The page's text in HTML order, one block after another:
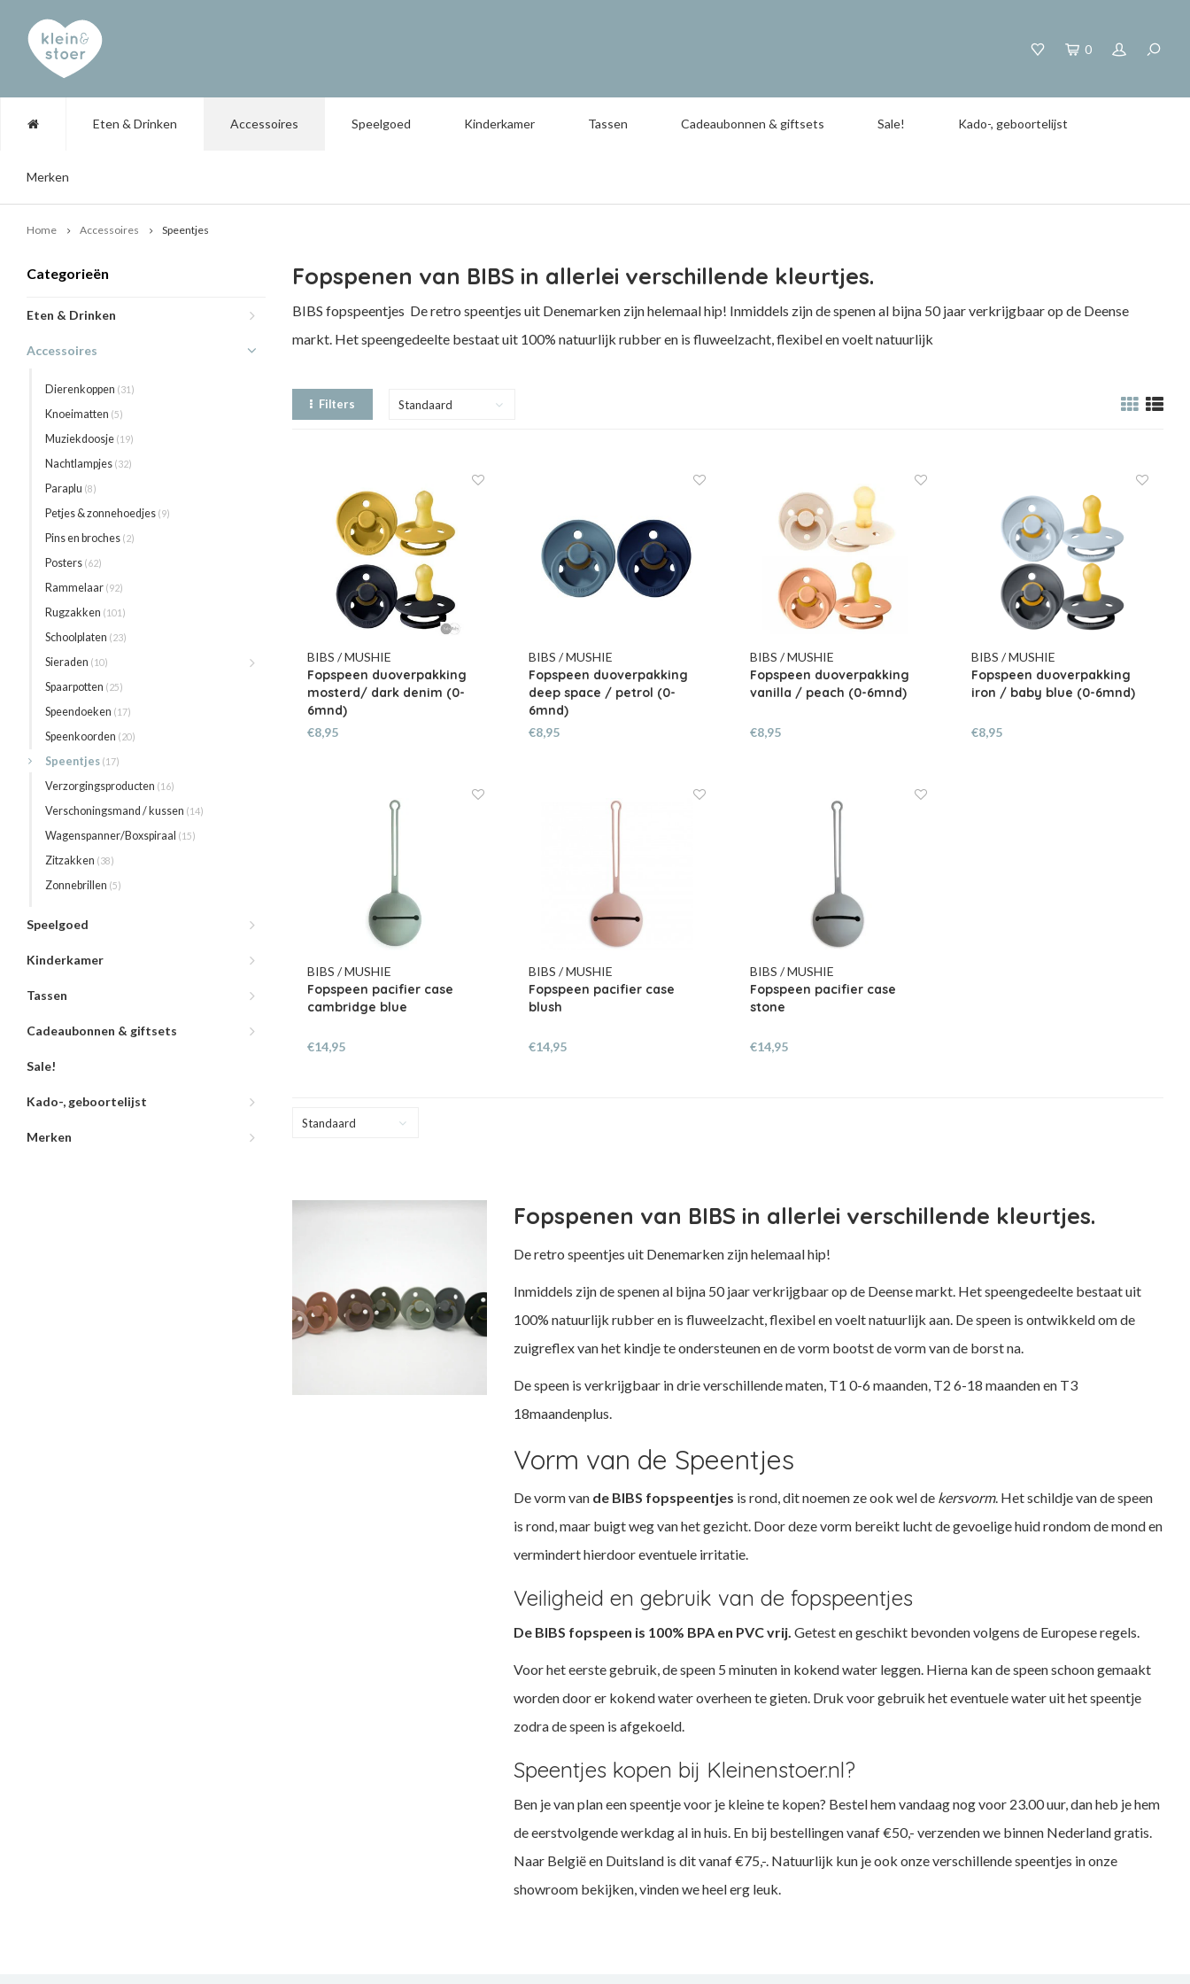
0
Eten & Drinken Accessoires Speelgoed Kinderkamer Tassen Cadeaubonnen & giftsets Sale! Kado-, geboortelijst
Merken
Home Accessoires Speentjes
Categorieën
Eten & Drinken
Accessoires
Dierenkoppen (31)
Knoeimatten (5)
Muziekdoosje (19)
Nachtlampjes (32)
Paraplu (8)
Petjes & zonnehoedjes (9)
Pins en broches (2)
Posters (62)
Rammelaar (92)
Rugzakken (101)
Schoolplaten (23)
Sieraden (10)
Spaarpotten (25)
Speendoeken (17)
Speenkoorden (20)
Speentjes (17)
Verzorgingsproducten (16)
Verschoningsmand / kussen (14)
Wagenspanner/Boxspiraal (15)
Zitzakken (38)
Zonnebrillen (5)
Speelgoed
Kinderkamer
Tassen
Cadeaubonnen & giftsets
Sale!
Kado-, geboortelijst
Merken
Fopspenen van BIBS in allerlei verschillende kleurtjes.
BIBS fopspeentjes De retro speentjes uit Denemarken zijn helemaal hip! Inmiddels zijn de spenen al bijna 50 jaar verkrijgbaar op de Deense
markt. Het speengedeelte bestaat uit 100% natuurlijk rubber en is fluweelzacht, flexibel en voelt natuurlijk
Filters Standaard
BIBS / MUSHIE
Fopspeen duoverpakking
mosterd/ dark denim (0-
6mnd)
€8,95
BIBS / MUSHIE
Fopspeen duoverpakking
deep space / petrol (0-
6mnd)
€8,95
BIBS / MUSHIE
Fopspeen duoverpakking
vanilla / peach (0-6mnd)
€8,95
BIBS / MUSHIE
Fopspeen duoverpakking
iron / baby blue (0-6mnd)
€8,95
BIBS / MUSHIE
Fopspeen pacifier case
cambridge blue
€14,95
BIBS / MUSHIE
Fopspeen pacifier case
blush
€14,95
BIBS / MUSHIE
Fopspeen pacifier case
stone
€14,95
Standaard
Fopspenen van BIBS in allerlei verschillende kleurtjes.
De retro speentjes uit Denemarken zijn helemaal hip!
Inmiddels zijn de spenen al bijna 50 jaar verkrijgbaar op de Deense markt. Het speengedeelte bestaat uit
100% natuurlijk rubber en is fluweelzacht, flexibel en voelt natuurlijk aan. De speen is ontwikkeld om de
zuigreflex van het kindje te ondersteunen en de vorm bootst de vorm van de borst na.
De speen is verkrijgbaar in drie verschillende maten, T1 0-6 maanden, T2 6-18 maanden en T3
18maandenplus.
Vorm van de Speentjes
De vorm van de BIBS fopspeentjes is rond, dit noemen ze ook wel de kersvorm. Het schildje van de speen
is rond, maar buigt weg van het gezicht. Door deze vorm bereikt lucht de gevoelige huid rondom de mond en
vermindert hierdoor eventuele irritatie.
Veiligheid en gebruik van de fopspeentjes
De BIBS fopspeen is 100% BPA en PVC vrij. Getest en geschikt bevonden volgens de Europese regels.
Voor het eerste gebruik, de speen 5 minuten in kokend water leggen. Hierna kan de speen schoon gemaakt
worden door er kokend water overheen te gieten. Druk voor gebruik het eventuele water uit het speentje
zodra de speen is afgekoeld.
Speentjes kopen bij Kleinenstoer.nl?
Ben je van plan een speentje voor je kleine te kopen? Bestel hem vandaag nog voor 23.00 uur, dan heb je hem
de eerstvolgende werkdag al in huis. En bij bestellingen vanaf €50,- verzenden we binnen Nederland gratis.
Naar België en Duitsland is dit vanaf €75,-. Natuurlijk kun je ook onze verschillende speentjes in onze
showroom bekijken, vinden we heel erg leuk.